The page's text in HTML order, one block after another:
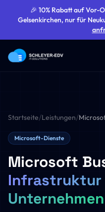
🎉 10% Rabatt auf Vor-
Gelsenkirchen, nur für
Startseite/Leistungen/
Microsoft-Dienste
Microsoft
Infrastruktur
Unternehmen